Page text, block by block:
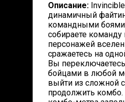
Описание:
динамичный
командными боями
собираете
персонажей
сражаетесь на
Вы
бойцами в любой
выйти из сложной
продолжить комбо.